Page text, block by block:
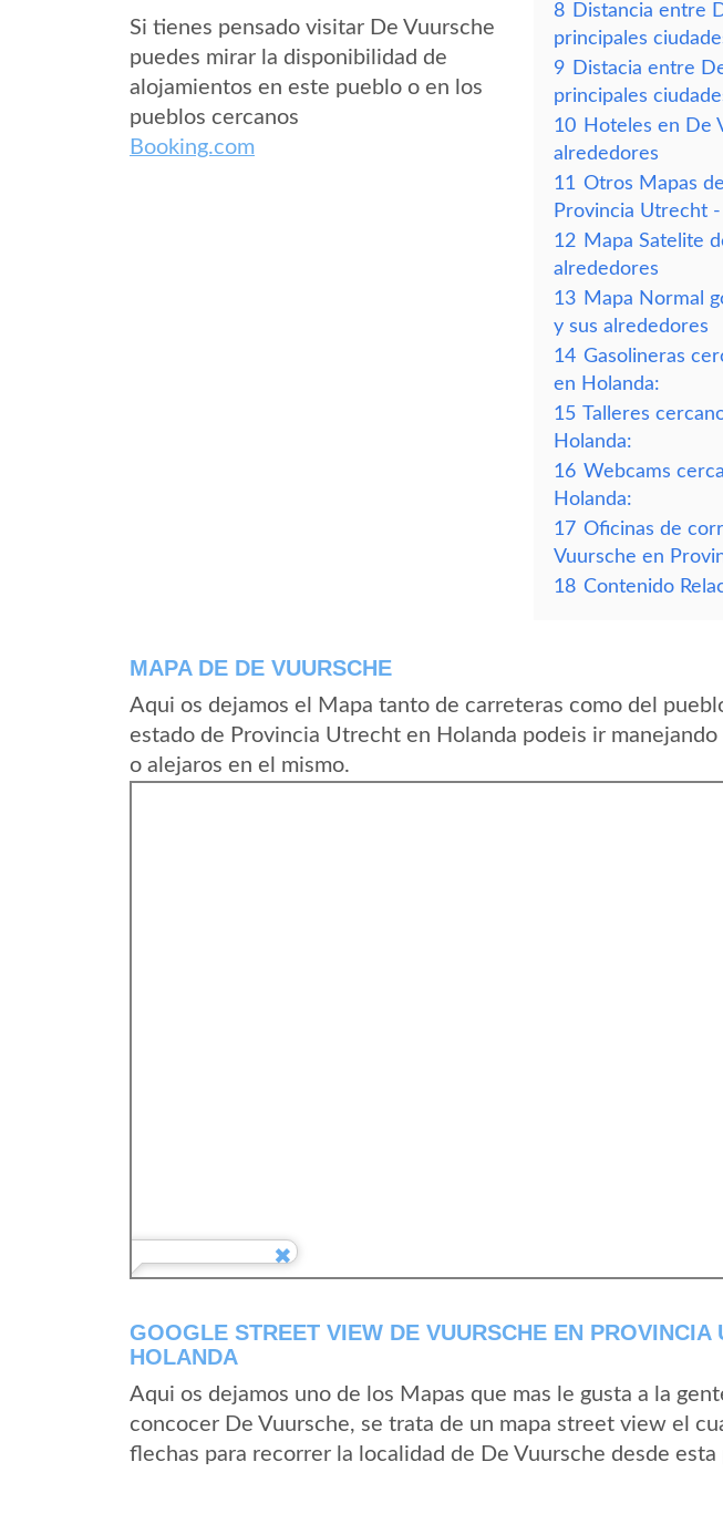
Si tienes pensado visitar De Vuursche
puedes mirar la disponibilidad de
alojamientos en este pueblo o en los
pueblos cercanos
Booking.com
8 Distancia entre
principales
9 Distacia entre
principales
10 Hoteles en De
alrededores
11 Otros Mapas
Provincia Utrecht
12 Mapa Satelite
alrededores
13 Mapa Normal
y sus alrededores
14 Gasolineras
en Holanda:
15 Talleres
Holanda:
16 Webcams
Holanda:
17 Oficinas de
Vuursche en
18 Contenido
MAPA DE DE VUURSCHE
Aqui os dejamos el Mapa tanto de carreteras como del
estado de Provincia Utrecht en Holanda podeis ir manejando
o alejaros en el mismo.
GOOGLE STREET VIEW DE VUURSCHE EN PROVINCIA
HOLANDA
Aqui os dejamos uno de los Mapas que mas le gusta a la
concocer De Vuursche, se trata de un mapa street view el
flechas para recorrer la localidad de De Vuursche desde esta